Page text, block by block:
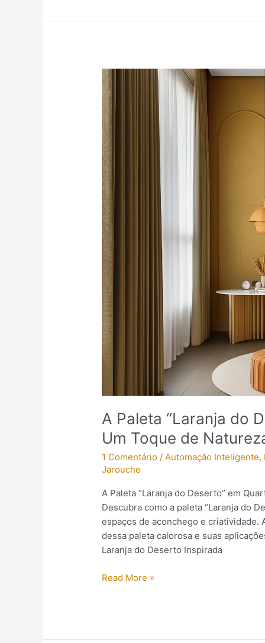
A Paleta “Laranja do
Um Toque de
1 Comentário /Automação Inteligente,
Jarouche
A Paleta “Laranja do Deserto” em
Descubra como a paleta “Laranja do
espaços de aconchego e criatividade.
dessa paleta calorosa e suas
Laranja do Deserto Inspirada
A
Paleta
“Laranja
do
Deserto”
em
Quartos
Infantis:
Um
Toque
de
Natureza
e
Alegria
Read More »